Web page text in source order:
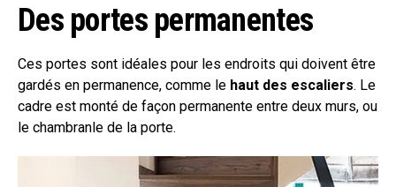
Des portes permanentes
Ces portes sont idéales pour les endroits qui doivent être
gardés en permanence, comme le haut des escaliers. Le
cadre est monté de façon permanente entre deux murs, ou
le chambranle de la porte.